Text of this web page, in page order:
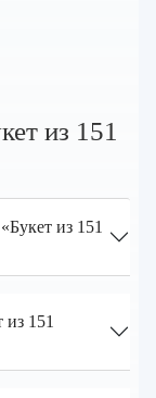
из 151
из 151
из 151